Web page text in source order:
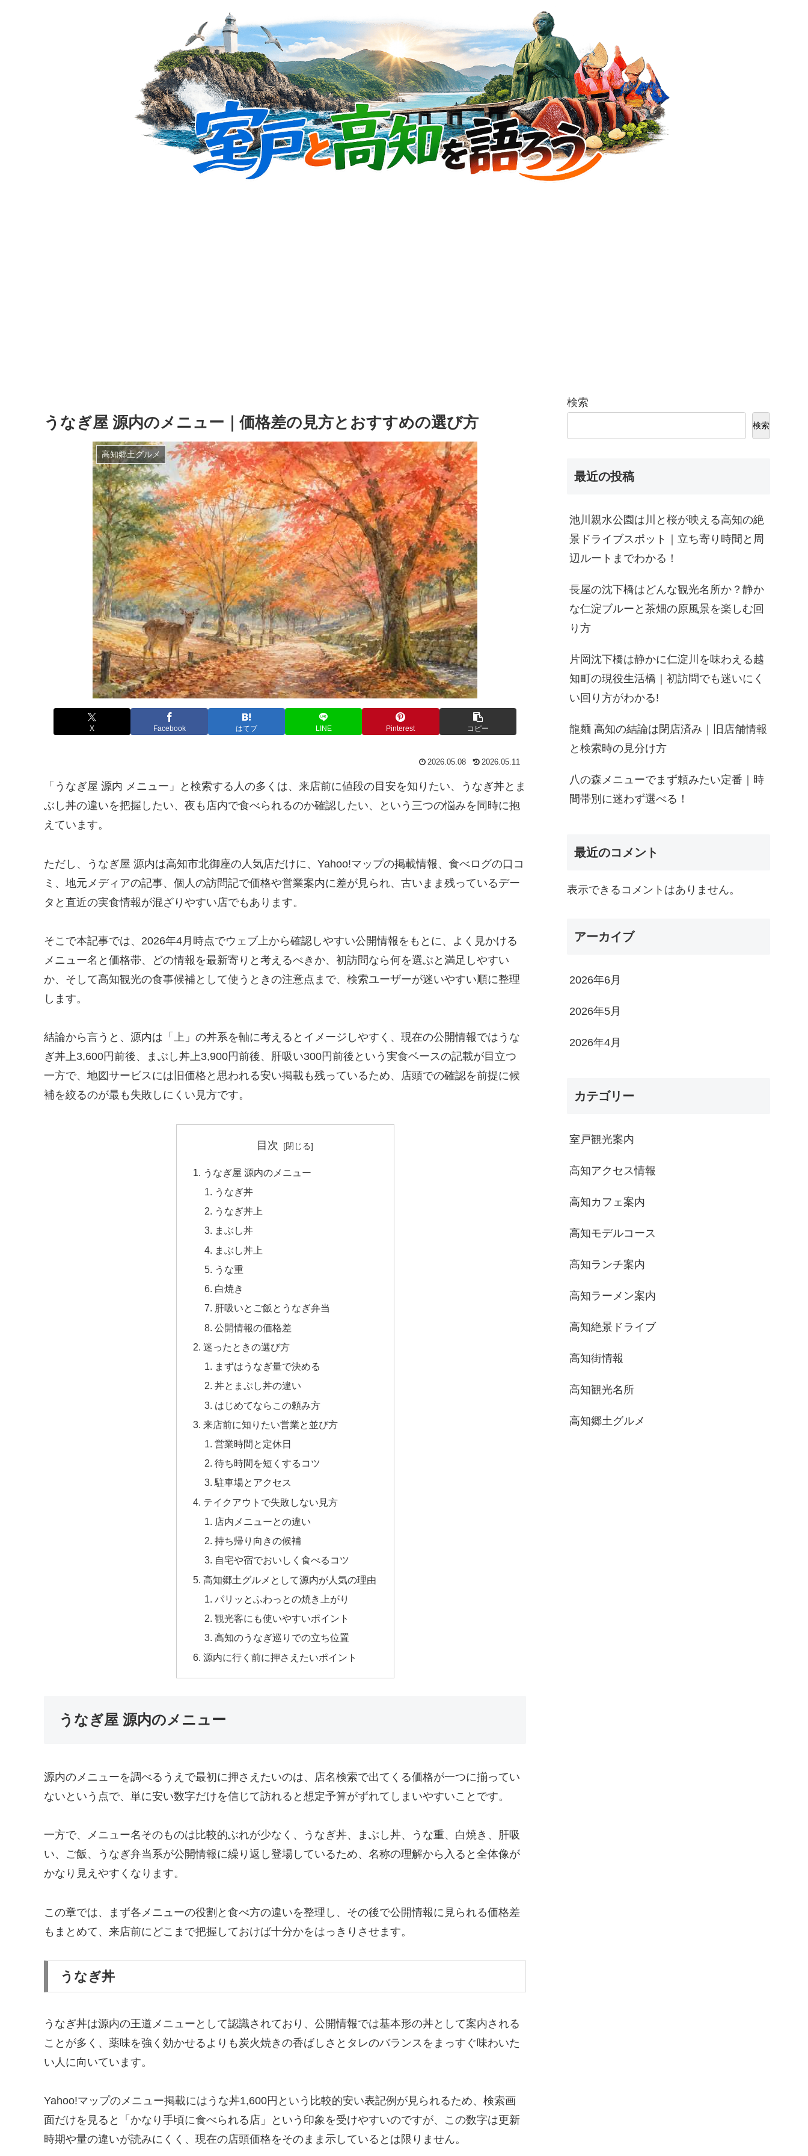
うなぎ屋 源内のメニュー｜価格差の見方とおすすめの選び方
高知郷土グルメ
X Facebook はてブ LINE Pinterest コピー
2026.05.08 2026.05.11
「うなぎ屋 源内 メニュー」と検索する人の多くは、来店前に値段の目安を知りたい、うなぎ丼とま
ぶし丼の違いを把握したい、夜も店内で食べられるのか確認したい、という三つの悩みを同時に抱
えています。
ただし、うなぎ屋 源内は高知市北御座の人気店だけに、Yahoo!マップの掲載情報、食べログの口コ
ミ、地元メディアの記事、個人の訪問記で価格や営業案内に差が見られ、古いまま残っているデー
タと直近の実食情報が混ざりやすい店でもあります。
そこで本記事では、2026年4月時点でウェブ上から確認しやすい公開情報をもとに、よく見かける
メニュー名と価格帯、どの情報を最新寄りと考えるべきか、初訪問なら何を選ぶと満足しやすい
か、そして高知観光の食事候補として使うときの注意点まで、検索ユーザーが迷いやすい順に整理
します。
結論から言うと、源内は「上」の丼系を軸に考えるとイメージしやすく、現在の公開情報ではうな
ぎ丼上3,600円前後、まぶし丼上3,900円前後、肝吸い300円前後という実食ベースの記載が目立つ
一方で、地図サービスには旧価格と思われる安い掲載も残っているため、店頭での確認を前提に候
補を絞るのが最も失敗しにくい見方です。
目次
うなぎ屋 源内のメニュー
うなぎ丼
うなぎ丼上
まぶし丼
まぶし丼上
うな重
白焼き
肝吸いとご飯とうなぎ弁当
公開情報の価格差
迷ったときの選び方
まずはうなぎ量で決める
丼とまぶし丼の違い
はじめてならこの頼み方
来店前に知りたい営業と並び方
営業時間と定休日
待ち時間を短くするコツ
駐車場とアクセス
テイクアウトで失敗しない見方
店内メニューとの違い
持ち帰り向きの候補
自宅や宿でおいしく食べるコツ
高知郷土グルメとして源内が人気の理由
パリッとふわっとの焼き上がり
観光客にも使いやすいポイント
高知のうなぎ巡りでの立ち位置
源内に行く前に押さえたいポイント
うなぎ屋 源内のメニュー
源内のメニューを調べるうえで最初に押さえたいのは、店名検索で出てくる価格が一つに揃ってい
ないという点で、単に安い数字だけを信じて訪れると想定予算がずれてしまいやすいことです。
一方で、メニュー名そのものは比較的ぶれが少なく、うなぎ丼、まぶし丼、うな重、白焼き、肝吸
い、ご飯、うなぎ弁当系が公開情報に繰り返し登場しているため、名称の理解から入ると全体像が
かなり見えやすくなります。
この章では、まず各メニューの役割と食べ方の違いを整理し、その後で公開情報に見られる価格差
もまとめて、来店前にどこまで把握しておけば十分かをはっきりさせます。
うなぎ丼
うなぎ丼は源内の王道メニューとして認識されており、公開情報では基本形の丼として案内される
ことが多く、薬味を強く効かせるよりも炭火焼きの香ばしさとタレのバランスをまっすぐ味わいた
い人に向いています。
Yahoo!マップのメニュー掲載にはうな丼1,600円という比較的安い表記例が見られるため、検索画
面だけを見ると「かなり手頃に食べられる店」という印象を受けやすいのですが、この数字は更新
時期や量の違いが読みにくく、現在の店頭価格をそのまま示しているとは限りません。
検索
検索
最近の投稿
池川親水公園は川と桜が映える高知の絶
景ドライブスポット｜立ち寄り時間と周
辺ルートまでわかる！
長屋の沈下橋はどんな観光名所か？静か
な仁淀ブルーと茶畑の原風景を楽しむ回
り方
片岡沈下橋は静かに仁淀川を味わえる越
知町の現役生活橋｜初訪問でも迷いにく
い回り方がわかる!
龍麺 高知の結論は閉店済み｜旧店舗情報
と検索時の見分け方
八の森メニューでまず頼みたい定番｜時
間帯別に迷わず選べる！
最近のコメント
表示できるコメントはありません。
アーカイブ
2026年6月
2026年5月
2026年4月
カテゴリー
室戸観光案内
高知アクセス情報
高知カフェ案内
高知モデルコース
高知ランチ案内
高知ラーメン案内
高知絶景ドライブ
高知街情報
高知観光名所
高知郷土グルメ